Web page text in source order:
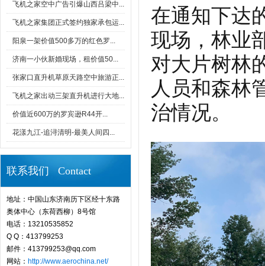
飞机之家空中广告引爆山西吕梁中...
飞机之家集团正式签约独家承包运...
阳泉一架价值500多万的红色罗...
济南一小伙新婚现场，租价值50...
张家口直升机草原天路空中旅游正...
飞机之家出动三架直升机进行大地...
价值近600万的罗宾逊R44开...
花漾九江-追浔清明-最美人间四...
联系我们 Contact
地址：中国山东济南历下区经十东路
奥体中心（东荷西柳）8号馆
电话：13210535852
Q Q：413799253
邮件：413799253@qq.com
网站： http://www.aerochina.net/
在通知下达
现场，林业
对大片树林
人员和森林
治情况。